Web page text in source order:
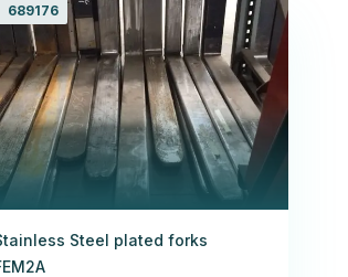
689176
Steel plated forks